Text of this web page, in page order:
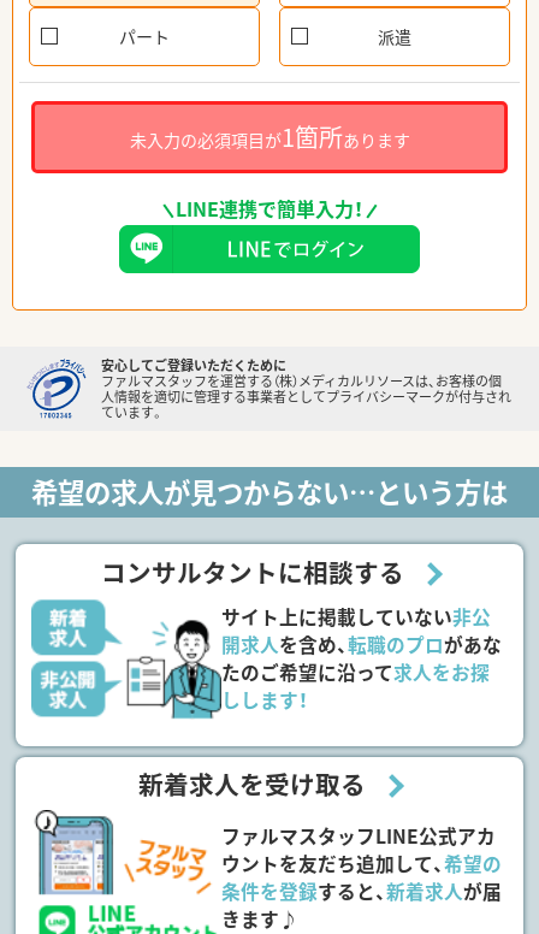
パート 派遣
未入力の必須項目が1箇所あります
LINE連携で簡単入力！
安心してご登録いただくために
ファルマスタッフを運営する（株）メディカルリソースは、お客様の個
人情報を適切に管理する事業者としてプライバシーマークが付与され
ています。
希望の求人が見つからない…という方は
コンサルタントに相談する
サイト上に掲載していない非公
開求人を含め、転職のプロがあな
たのご希望に沿って求人をお探
しします！
新着求人を受け取る
ファルマスタッフLINE公式アカ
ウントを友だち追加して、希望の
条件を登録すると、新着求人が届
きます♪